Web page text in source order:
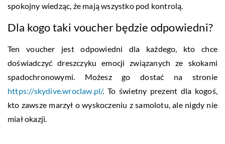
spokojny wiedząc, że mają wszystko pod kontrolą.
Dla kogo taki voucher będzie odpowiedni?
Ten voucher jest odpowiedni dla każdego, kto chce
doświadczyć dreszczyku emocji związanych ze skokami
spadochronowymi. Możesz go dostać na stronie
https://skydive.wroclaw.pl/. To świetny prezent dla kogoś,
kto zawsze marzył o wyskoczeniu z samolotu, ale nigdy nie
miał okazji.